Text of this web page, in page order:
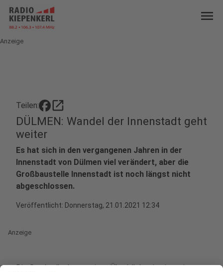
menu
Anzeige
Teilen: open_in_new
DÜLMEN: Wandel der Innenstadt geht
weiter
Es hat sich in den vergangenen Jahren in der
Innenstadt von Dülmen viel verändert, aber die
Großbaustelle Innenstadt ist noch längst nicht
abgeschlossen.
Veröffentlicht: Donnerstag, 21.01.2021 12:34
Anzeige
Die Stadt gibt heute einen Überblick, wie sie weiter